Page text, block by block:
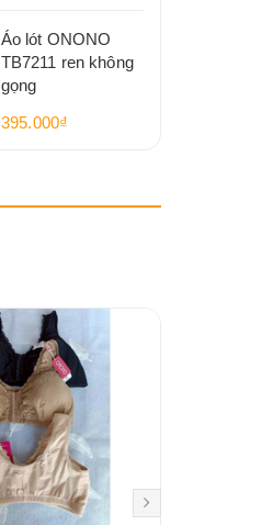
Áo lót ONONO
TB7211 ren không
gọng
395.000₫